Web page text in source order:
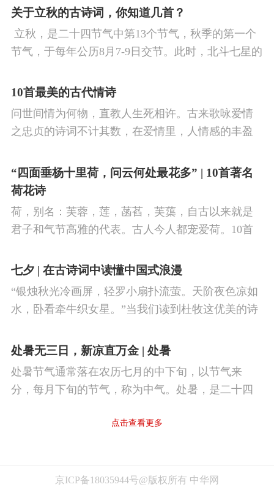
看剑，梦回吹角连营。八百里分麾下炙，五十弦翻
关于立秋的古诗词，你知道几首？
​ 立秋，是二十四节气中第13个节气，秋季的第一个
节气，于每年公历8月7-9日交节。此时，北斗七星的
了四时“气”的变化，立秋是阳气渐收、阴气渐长，由
10首最美的古代情诗
问世间情为何物，直教人生死相许。古来歌咏爱情
之忠贞的诗词不计其数，在爱情里，人情感的丰盈
笔下生辉。10首绝美的爱情古诗词，与你一起感受
情之幽微，爱之可贵。
“四面垂杨十里荷，问云何处最花多” | 10首著名
荷花诗
荷，别名：芙蓉，莲，菡萏，芙蕖，自古以来就是
君子和气节高雅的代表。古人今人都宠爱荷。10首
杨万里泉眼无声惜细流，树阴照水爱晴柔。
七夕 | 在古诗词中读懂中国式浪漫
“银烛秋光冷画屏，轻罗小扇扑流萤。天阶夜色凉如
水，卧看牵牛织女星。”当我们读到杜牧这优美的诗
迢牵牛星，皎皎河汉女。
处暑无三日，新凉直万金 | 处暑
处暑节气通常落在农历七月的中下旬，以节气来
分，每月下旬的节气，称为中气。处暑，是二十四
离开的意思。处暑时节，气温逐渐下降，暑气渐
点击查看更多
京ICP备18035944号@版权所有 中华网